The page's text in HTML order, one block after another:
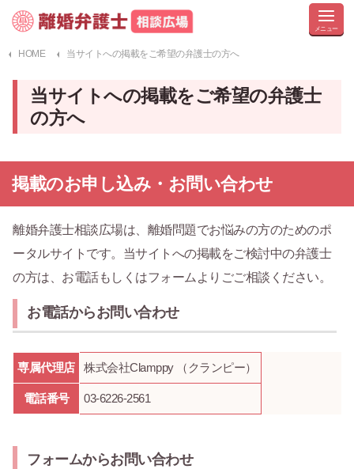
HOME 当サイトへの掲載をご希望の弁護士の方へ
当サイトへの掲載をご希望の弁護士
の方へ
掲載のお申し込み・お問い合わせ
離婚弁護士相談広場は、離婚問題でお悩みの方のためのポ
ータルサイトです。当サイトへの掲載をご検討中の弁護士
の方は、お電話もしくはフォームよりごご相談ください。
お電話からお問い合わせ
専属代理店 株式会社Clamppy （クランピー）
電話番号 03-6226-2561
フォームからお問い合わせ